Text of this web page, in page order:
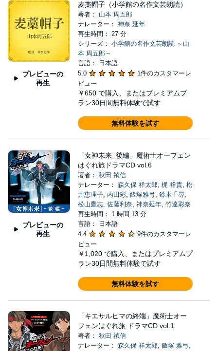
プレビューの
再生
麦藁帽子（小学館の名作文芸朗読）
著者： 山本 周五郎
ナレーター： 神奈 延年
再生時間： 27 分
シリーズ： 小学館の名作文芸朗読 ～山
本 周五郎～
言語： 日本語
5.0
1件のカスタマーレ
ビュー
￥650 で購入、またはプレミアムプ
ラン30日間無料体験で試す
無料体験を試す
プレビューの
再生
「女神未来_後編」魔術士オーフェン
はぐれ旅ドラマCD vol.6
著者： 秋田 禎信
ナレーター： 森久保 祥太郎, 梶 裕貴, 松
井恵理子, 内田彩, 飯塚雅弓 , 鈴木千尋,
松山鷹志, 佐藤利奈, 神奈延年, 竹達彩奈
再生時間： 1 時間 13 分
言語： 日本語
4.4
9件のカスタマーレ
ビュー
￥1,020 で購入、またはプレミアムプ
ラン30日間無料体験で試す
無料体験を試す
「キエサルヒマの終端」魔術士オー
フェンはぐれ旅 ドラマCD vol.1
著者： 秋田 禎信
ナレーター： 森久保 祥太郎, 飯塚 雅弓 ,